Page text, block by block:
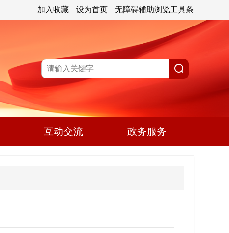
无障碍辅助浏览工具条
设为首页
加入收藏
互动交流 政务服务